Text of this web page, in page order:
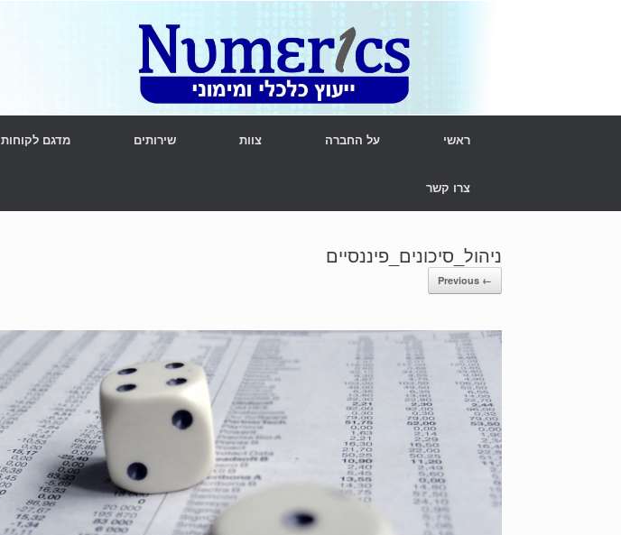
ראשי על החברה צוות שירותים מדגם לקוחות
צרו קשר
ניהול_סיכונים_פיננסיים
← Previous